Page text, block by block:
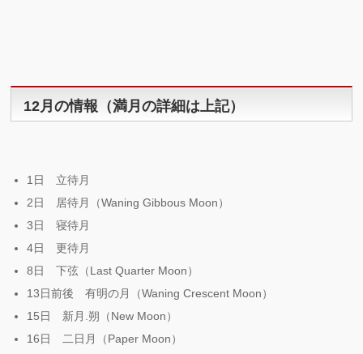
12月の情報（満月の詳細は上記）
1日 立待月
2日 居待月（Waning Gibbous Moon）
3日 寝待月
4日 更待月
8日 下弦（Last Quarter Moon）
13日前後 有明の月（Waning Crescent Moon）
15日 新月.朔（New Moon）
16日 二日月（Paper Moon）